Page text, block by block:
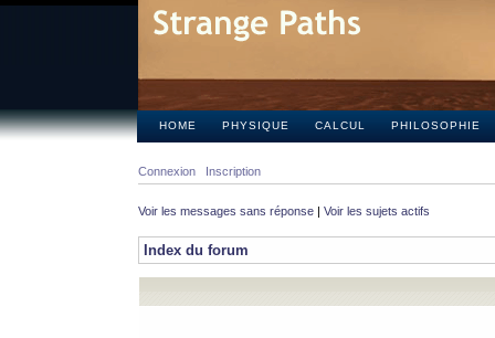
HOME PHYSIQUE CALCUL PHILOSOPHIE
Connexion Inscription
Voir les messages sans réponse | Voir les sujets actifs
Index du forum